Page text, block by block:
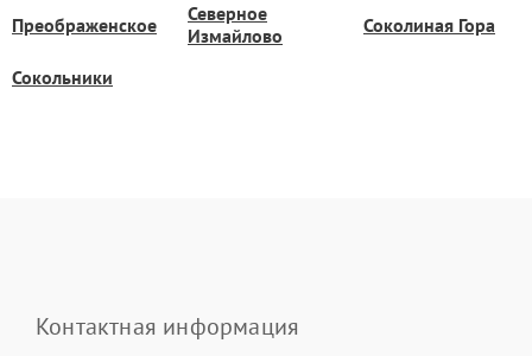
Преображенское
Северное
Измайлово
Соколиная Гора
Сокольники
Контактная информация